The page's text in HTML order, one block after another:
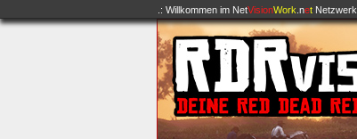
.: Willkommen im NetVisionWork .net Netzwerk